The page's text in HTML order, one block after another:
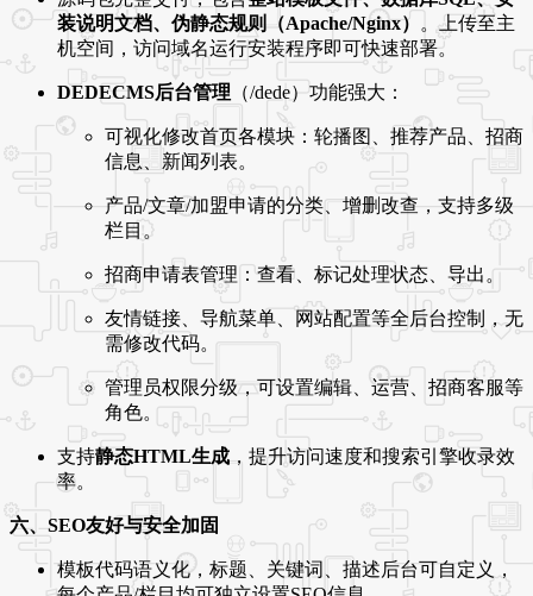
装说明文档、伪静态规则（Apache/Nginx） 。上传至主
机空间，访问域名运行安装程序即可快速部署。
DEDECMS后台管理 （/dede）功能强大：
可视化修改首页各模块：轮播图、推荐产品、招商
信息、新闻列表。
产品/文章/加盟申请的分类、增删改查，支持多级
栏目。
招商申请表管理：查看、标记处理状态、导出。
友情链接、导航菜单、网站配置等全后台控制，无
需修改代码。
管理员权限分级，可设置编辑、运营、招商客服等
角色。
支持静态HTML生成，提升访问速度和搜索引擎收录效
率。
六、SEO友好与安全加固
模板代码语义化，标题、关键词、描述后台可自定义，